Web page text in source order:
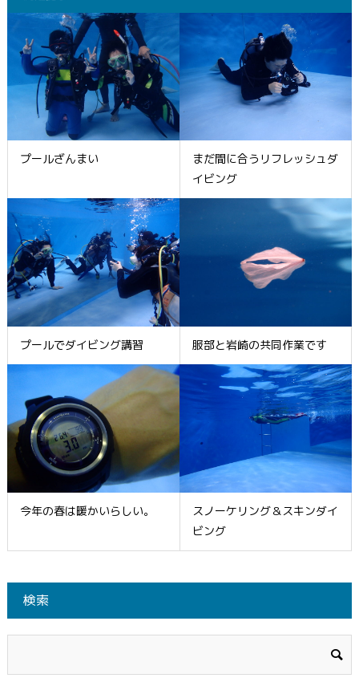
プールざんまい
まだ間に合うリフレッシュダ
イビング
プールでダイビング講習 服部と岩崎の共同作業です
今年の春は暖かいらしい。
スノーケリング＆スキンダイ
ビング
検索